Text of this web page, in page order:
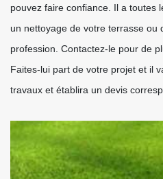
pouvez faire confiance. Il a toutes
un nettoyage de votre terrasse ou
profession. Contactez-le pour de
Faites-lui part de votre projet et il
travaux et établira un devis